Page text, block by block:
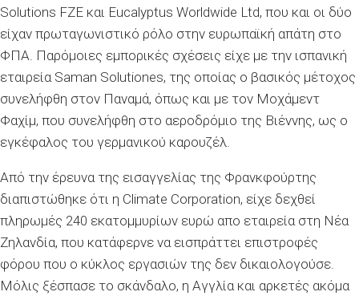
Solutions FZE και Eucalyptus Worldwide Ltd, που και οι δύο
είχαν πρωταγωνιστικό ρόλο στην ευρωπαϊκή απάτη στο
ΦΠΑ. Παρόμοιες εμπορικές σχέσεις είχε με την ισπανική
εταιρεία Saman Solutiones, της οποίας ο βασικός μέτοχος
συνελήφθη στον Παναμά, όπως και με τον Μοχάμεντ
Φαχίμ, που συνελήφθη στο αεροδρόμιο της Βιέννης, ως ο
εγκέφαλος του γερμανικού καρουζέλ.
Από την έρευνα της εισαγγελίας της Φρανκφούρτης
διαπιστώθηκε ότι η Climate Corporation, είχε δεχθεί
πληρωμές 240 εκατομμυρίων ευρώ απο εταιρεία στη Νέα
Ζηλανδία, που κατάφερνε να εισπράττει επιστροφές
φόρου που ο κύκλος εργασιών της δεν δικαιολογούσε.
Μόλις ξέσπασε το σκάνδαλο, η Αγγλία και αρκετές ακόμα